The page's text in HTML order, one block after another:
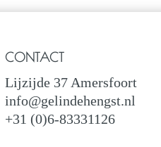
CONTACT
Lijzijde 37 Amersfoort
info@gelindehengst.nl
+31 (0)6-83331126